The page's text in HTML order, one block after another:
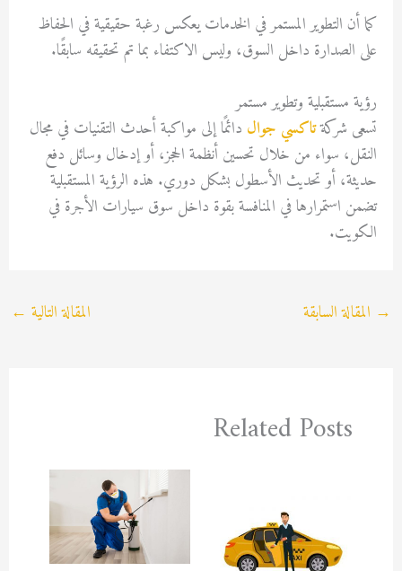
كما أن التطوير المستمر في الخدمات يعكس رغبة حقيقية في الحفاظ
على الصدارة داخل السوق، وليس الاكتفاء بما تم تحقيقه سابقًا.
رؤية مستقبلية وتطوير مستمر
تسعى شركةتاكسي جوال دائمًا إلى مواكبة أحدث التقنيات في مجال
النقل، سواء من خلال تحسين أنظمة الحجز، أو إدخال وسائل دفع
حديثة، أو تحديث الأسطول بشكل دوري. هذه الرؤية المستقبلية
تضمن استمرارها في المنافسة بقوة داخل سوق سيارات الأجرة في
الكويت.
→ المقالة السابقة المقالة التالية ←
Related Posts